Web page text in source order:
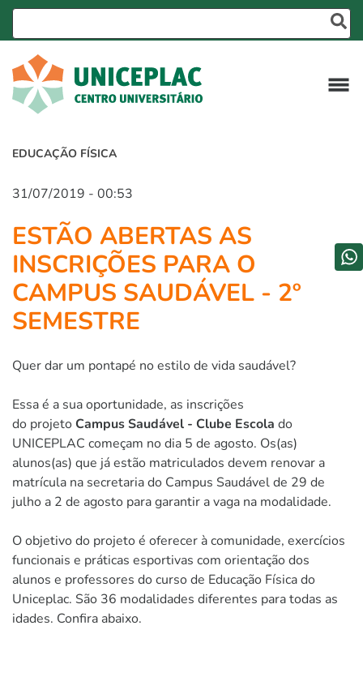
EDUCAÇÃO FÍSICA
31/07/2019 - 00:53
ESTÃO ABERTAS AS
INSCRIÇÕES PARA O
CAMPUS SAUDÁVEL - 2º
SEMESTRE
Quer dar um pontapé no estilo de vida saudável?
Essa é a sua oportunidade, as inscrições
do projeto Campus Saudável - Clube Escola do
UNICEPLAC começam no dia 5 de agosto. Os(as)
alunos(as) que já estão matriculados devem renovar a
matrícula na secretaria do Campus Saudável de 29 de
julho a 2 de agosto para garantir a vaga na modalidade.
O objetivo do projeto é oferecer à comunidade, exercícios
funcionais e práticas esportivas com orientação dos
alunos e professores do curso de Educação Física do
Uniceplac. São 36 modalidades diferentes para todas as
idades. Confira abaixo.